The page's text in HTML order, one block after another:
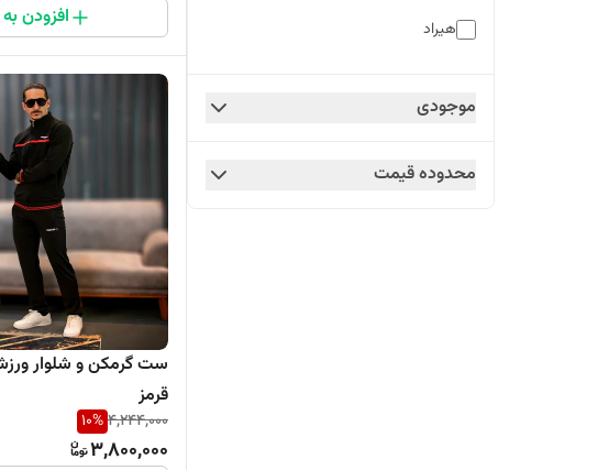
هیراد
موجودی
محدوده قیمت
افزودن
ست گرمکن و شلوار
قرمز
4,244,000
10%
3,800,000